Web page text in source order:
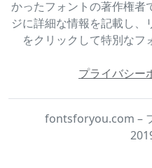
かったフォントの著作権者
ジに詳細な情報を記載し、
をクリックして特別なフ
プライバシー
fontsforyou.com –